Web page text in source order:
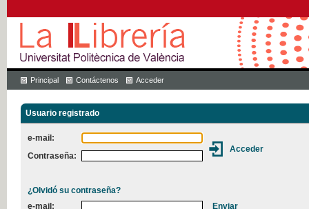
Principal Contáctenos Acceder
Usuario registrado
e-mail:
Contraseña:
¿Olvidó su contraseña?
e-mail: